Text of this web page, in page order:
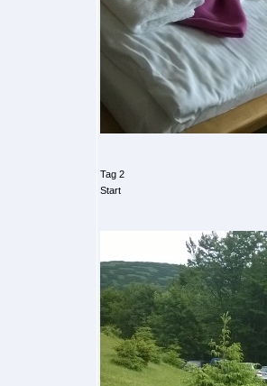
Tag 2
Start